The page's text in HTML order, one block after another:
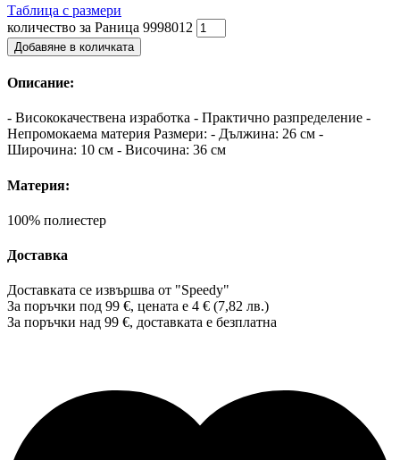
Таблица с размери
количество за Раница 9998012
Добавяне в количката
Описание:
- Висококачествена изработка - Практично разпределение -
Непромокаема материя Размери: - Дължина: 26 см -
Широчина: 10 см - Височина: 36 см
Материя:
100% полиестер
Доставка
Доставката се извършва от "Speedy"
За поръчки под 99 €, цената е 4 € (7,82 лв.)
За поръчки над 99 €, доставката е безплатна